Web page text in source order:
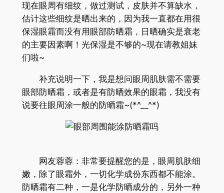
现在眼周有细纹，做过测试，皮肤并不算缺水，
估计这些细纹是晒出来的，因为我一直都在用很
保湿眼霜而没有用眼部防晒霜，日晒确实是衰老
的主要因素啊！光保湿是不够的~现在请教姐妹
们啦~
补充说明一下，我是想问眼周肌肤需不需要
眼部防晒霜，或者是有防晒效果的眼霜，我没有
说要往眼周涂一般的防晒霜~(*^__^*)
网友蓉蓉：非常要提醒您的是，眼周肌肤细
嫩，除了眼霜外，一切化学成份东西都不能涂。
防晒霜有二种，一是化学防晒成分的，另外一种